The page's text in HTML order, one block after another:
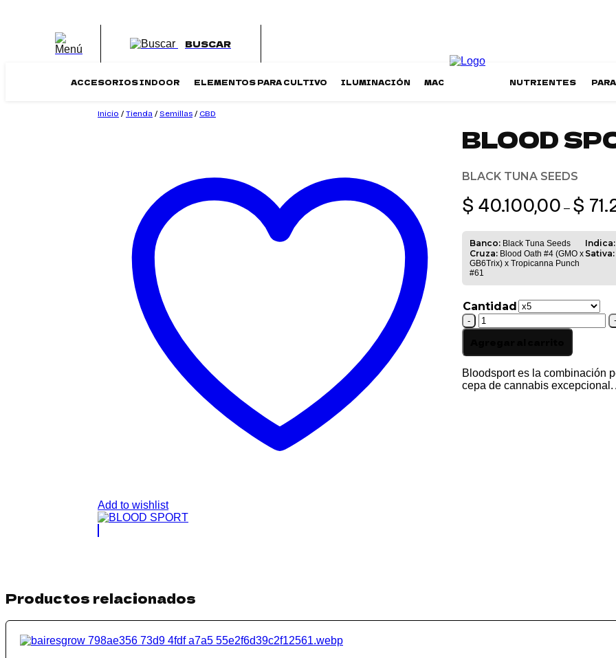
BUSCAR
ACCESORIOS INDOOR ELEMENTOS PARA CULTIVO ILUMINACIÓN MACETAS NUTRIENTES
Inicio / Tienda / Semillas / CBD
Add to wishlist
BLOOD
BLACK TUNA SEEDS
$ 40.100,00 – $
Banco:Black Tuna Seeds
Cruza:Blood Oath #4 (GMO x
GB6Trix) x Tropicanna Punch
#61
Indica:
Sativa:
Cantidad
BLOOD
SPORT
Bloodsport es la combinación
cepa de cannabis
Productos relacionados